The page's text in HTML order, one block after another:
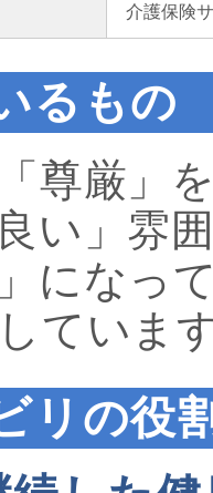
介護保険サ
るもの
尊厳」
良い」雰
になっ
ていま
リの役